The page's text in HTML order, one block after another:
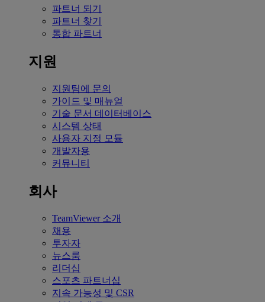
파트너 되기
파트너 찾기
통합 파트너
지원
지원팀에 문의
가이드 및 매뉴얼
기술 문서 데이터베이스
시스템 상태
사용자 지정 모듈
개발자용
커뮤니티
회사
TeamViewer 소개
채용
투자자
뉴스룸
리더십
스포츠 파트너십
지속 가능성 및 CSR